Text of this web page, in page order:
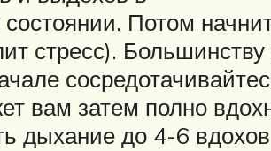
Потом
стресс).
вам затем полно
дыхание до 4-6